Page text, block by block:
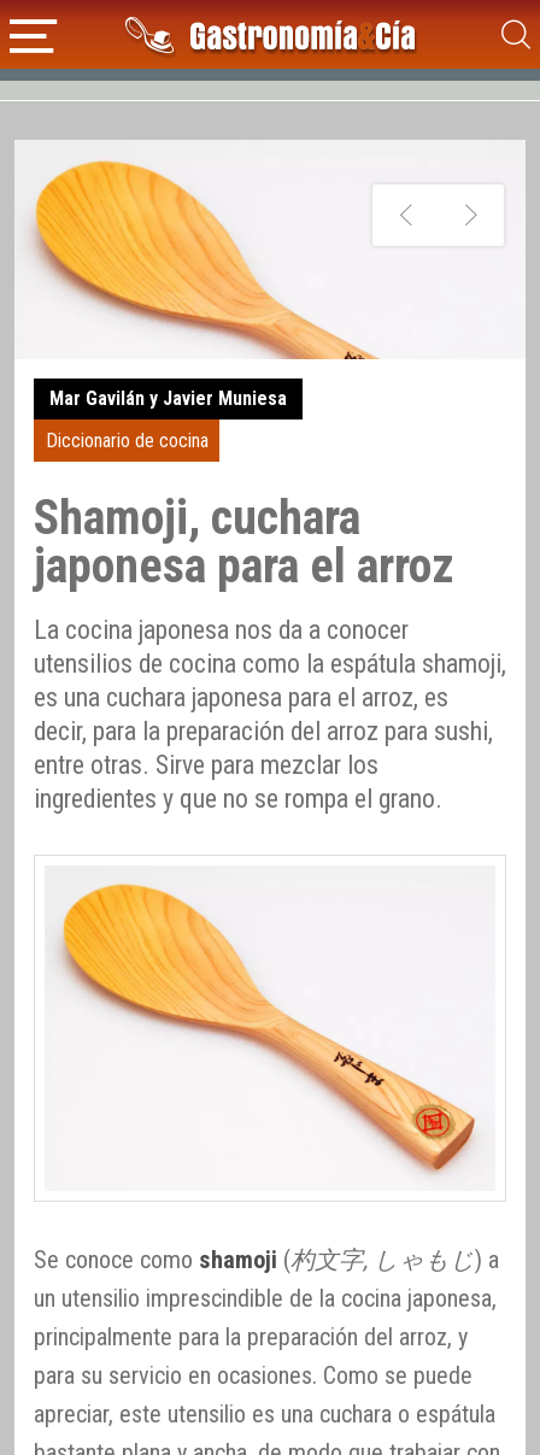
Mar Gavilán y Javier Muniesa
Diccionario de cocina
Shamoji, cuchara
japonesa para el arroz
La cocina japonesa nos da a conocer
utensilios de cocina como la espátula shamoji,
es una cuchara japonesa para el arroz, es
decir, para la preparación del arroz para sushi,
entre otras. Sirve para mezclar los
ingredientes y que no se rompa el grano.
Se conoce como shamoji (杓文字, しゃもじ) a
un utensilio imprescindible de la cocina japonesa,
principalmente para la preparación del arroz, y
para su servicio en ocasiones. Como se puede
apreciar, este utensilio es una cuchara o espátula